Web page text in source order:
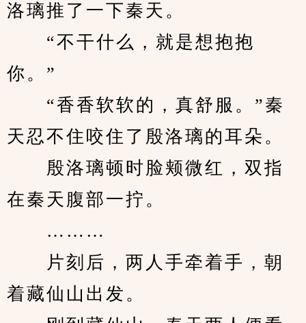
洛璃推了一下秦天。
“不干什么，就是想抱抱
你。”
“香香软软的，真舒服。”秦
天忍不住咬住了殷洛璃的耳朵。
殷洛璃顿时脸颊微红，双指
在秦天腹部一拧。
………
片刻后，两人手牵着手，朝
着藏仙山出发。